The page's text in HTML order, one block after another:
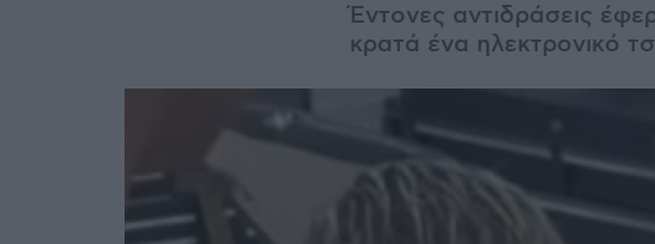
Έντονες αντιδράσεις
κρατά ένα ηλεκτρονικό